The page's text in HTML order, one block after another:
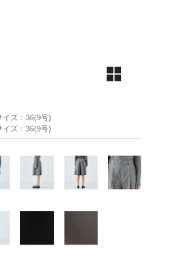
イズ：36(9号)
イズ：36(9号)